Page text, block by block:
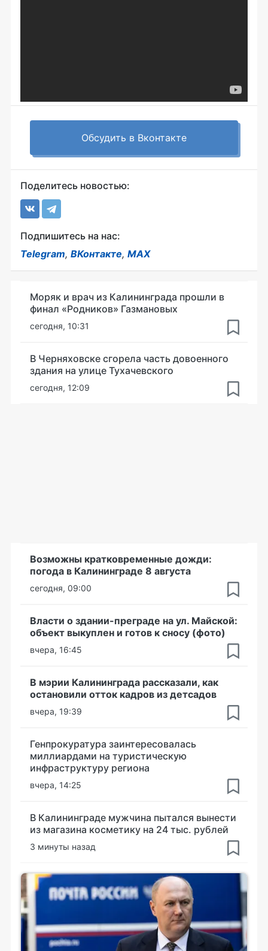
Обсудить в Вконтакте
Поделитесь новостью:
Подпишитесь на нас:
Telegram, ВКонтакте, MAX
Моряк и врач из Калининграда прошли в
финал «Родников» Газмановых
сегодня, 10:31
В Черняховске сгорела часть довоенного
здания на улице Тухачевского
сегодня, 12:09
Возможны кратковременные дожди:
погода в Калининграде 8 августа
сегодня, 09:00
Власти о здании-преграде на ул. Майской:
объект выкуплен и готов к сносу (фото)
вчера, 16:45
В мэрии Калининграда рассказали, как
остановили отток кадров из детсадов
вчера, 19:39
Генпрокуратура заинтересовалась
миллиардами на туристическую
инфраструктуру региона
вчера, 14:25
В Калининграде мужчина пытался вынести
из магазина косметику на 24 тыс. рублей
3 минуты назад